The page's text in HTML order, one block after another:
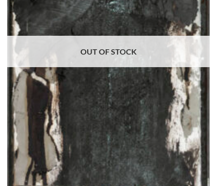
OUT OF STOCK